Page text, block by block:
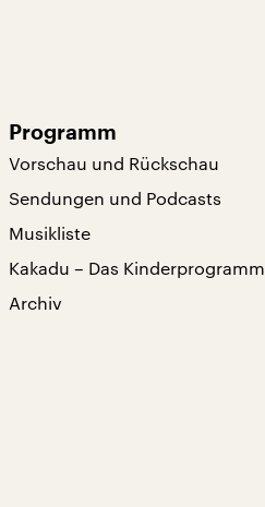
Programm
Vorschau und Rückschau
Sendungen und Podcasts
Musikliste
Kakadu – Das Kinderprogramm
Archiv